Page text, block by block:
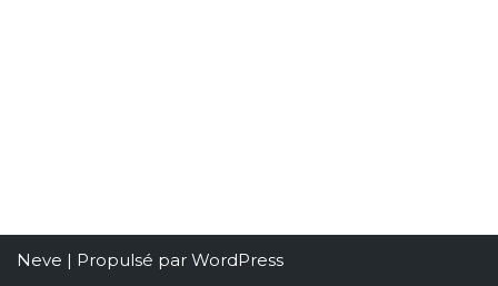
Neve | Propulsé par WordPress